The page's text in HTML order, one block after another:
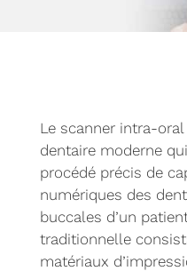
Le scanner intra-
dentaire moderne
procédé précis de
numériques des
buccales d’un
traditionnelle
matériaux